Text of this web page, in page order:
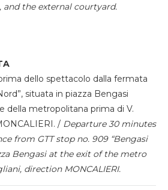
and the external courtyard.
dello spettacolo dalla fermata
situata in piazza Bengasi
della metropolitana prima di V.
/ Departure 30 minutes
from GTT stop no. 909 “Bengasi
Bengasi at the exit of the metro
direction MONCALIERI.